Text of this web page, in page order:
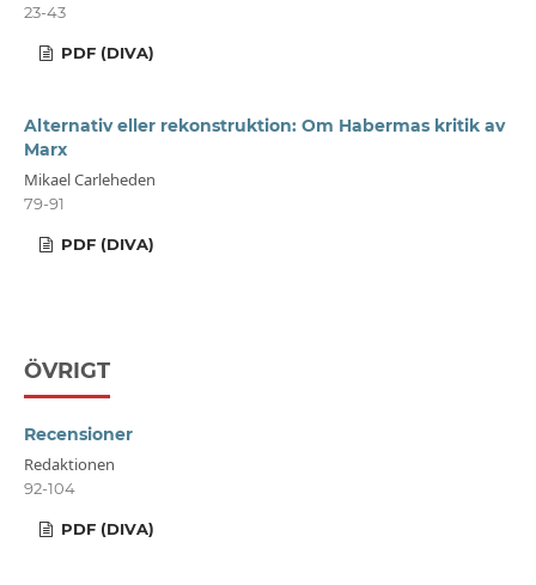
23-43
PDF (DIVA)
Alternativ eller rekonstruktion: Om Habermas kritik av
Marx
Mikael Carleheden
79-91
PDF (DIVA)
ÖVRIGT
Recensioner
Redaktionen
92-104
PDF (DIVA)